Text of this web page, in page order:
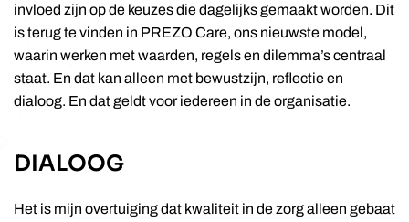
invloed zijn op de keuzes die dagelijks gemaakt worden. Dit
is terug te vinden in PREZO Care, ons nieuwste model,
waarin werken met waarden, regels en dilemma’s centraal
staat. En dat kan alleen met bewustzijn, reflectie en
dialoog. En dat geldt voor iedereen in de organisatie.
DIALOOG
Het is mijn overtuiging dat kwaliteit in de zorg alleen gebaat